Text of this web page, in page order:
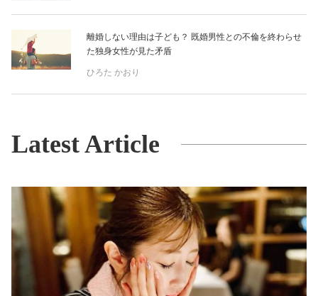
離婚しない理由は子ども？ 既婚男性との不倫を終わらせ
た独身女性が見た矛盾
ひろた かおり
Latest Article